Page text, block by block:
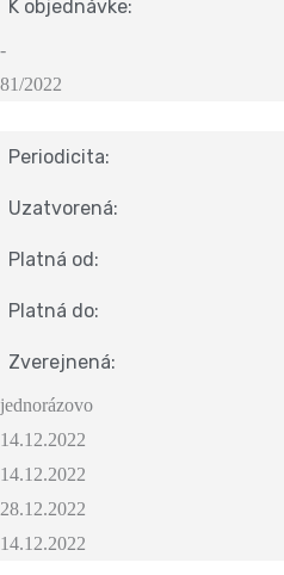
K objednávke:
-
81/2022
Periodicita:
Uzatvorená:
Platná od:
Platná do:
Zverejnená:
jednorázovo
14.12.2022
14.12.2022
28.12.2022
14.12.2022